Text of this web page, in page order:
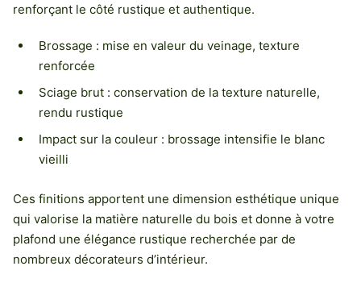
renforçant le côté rustique et authentique.
Brossage : mise en valeur du veinage, texture
renforcée
Sciage brut : conservation de la texture naturelle,
rendu rustique
Impact sur la couleur : brossage intensifie le blanc
vieilli
Ces finitions apportent une dimension esthétique unique
qui valorise la matière naturelle du bois et donne à votre
plafond une élégance rustique recherchée par de
nombreux décorateurs d’intérieur.